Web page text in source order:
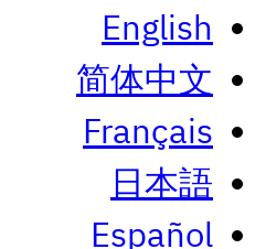
English
简体中文
Français
日本語
Español